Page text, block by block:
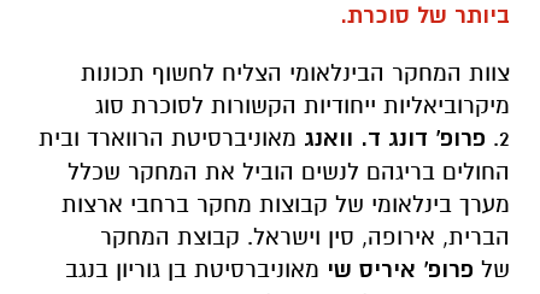
ביותר של סוכרת.
צוות המחקר הבינלאומי הצליח לחשוף תכונות
מיקרוביאליות ייחודיות הקשורות לסוכרת סוג
2. פרופ' דונג ד. וואנג מאוניברסיטת הרווארד ובית
החולים בריגהם לנשים הוביל את המחקר שכלל
מערך בינלאומי של קבוצות מחקר ברחבי ארצות
הברית, אירופה, סין וישראל. קבוצת המחקר
של פרופ' איריס שי מאוניברסיטת בן גוריון בנגב